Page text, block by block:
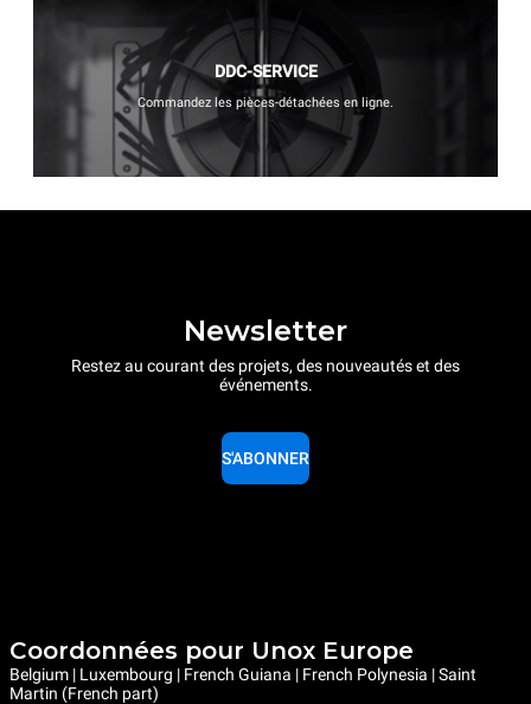
DDC-SERVICE
Commandez les pièces-détachées en ligne.
Newsletter
Restez au courant des projets, des nouveautés et des
événements.
S'ABONNER
Coordonnées pour Unox Europe
Belgium | Luxembourg | French Guiana | French Polynesia | Saint
Martin (French part)